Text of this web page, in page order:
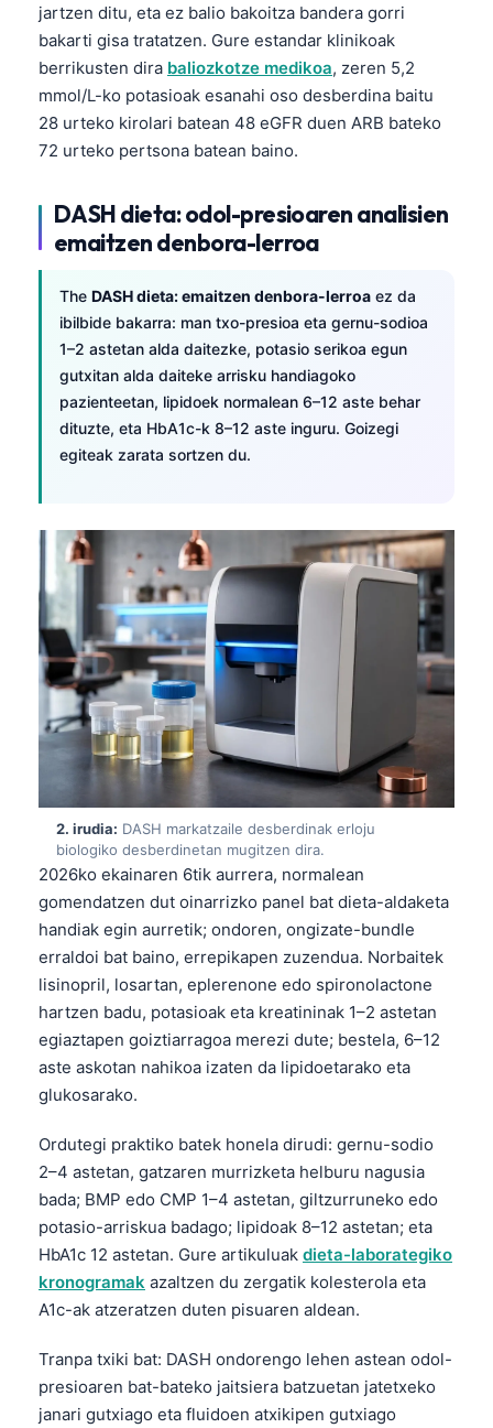
jartzen ditu, eta ez balio bakoitza bandera gorri
bakarti gisa tratatzen. Gure estandar klinikoak
berrikusten dira baliozkotze medikoa, zeren 5,2
mmol/L-ko potasioak esanahi oso desberdina baitu
28 urteko kirolari batean 48 eGFR duen ARB bateko
72 urteko pertsona batean baino.
DASH dieta: odol-presioaren analisien
emaitzen denbora-lerroa
The DASH dieta: emaitzen denbora-lerroa ez da
ibilbide bakarra: man txo-presioa eta gernu-sodioa
1–2 astetan alda daitezke, potasio serikoa egun
gutxitan alda daiteke arrisku handiagoko
pazienteetan, lipidoek normalean 6–12 aste behar
dituzte, eta HbA1c-k 8–12 aste inguru. Goizegi
egiteak zarata sortzen du.
2. irudia: DASH markatzaile desberdinak erloju
biologiko desberdinetan mugitzen dira.
2026ko ekainaren 6tik aurrera, normalean
gomendatzen dut oinarrizko panel bat dieta-aldaketa
handiak egin aurretik; ondoren, ongizate-bundle
erraldoi bat baino, errepikapen zuzendua. Norbaitek
lisinopril, losartan, eplerenone edo spironolactone
hartzen badu, potasioak eta kreatininak 1–2 astetan
egiaztapen goiztiarragoa merezi dute; bestela, 6–12
aste askotan nahikoa izaten da lipidoetarako eta
glukosarako.
Ordutegi praktiko batek honela dirudi: gernu-sodio
2–4 astetan, gatzaren murrizketa helburu nagusia
bada; BMP edo CMP 1–4 astetan, giltzurruneko edo
potasio-arriskua badago; lipidoak 8–12 astetan; eta
HbA1c 12 astetan. Gure artikuluak dieta-laborategiko
kronogramak azaltzen du zergatik kolesterola eta
A1c-ak atzeratzen duten pisuaren aldean.
Tranpa txiki bat: DASH ondorengo lehen astean odol-
presioaren bat-bateko jaitsiera batzuetan jatetxeko
janari gutxiago eta fluidoen atxikipen gutxiago